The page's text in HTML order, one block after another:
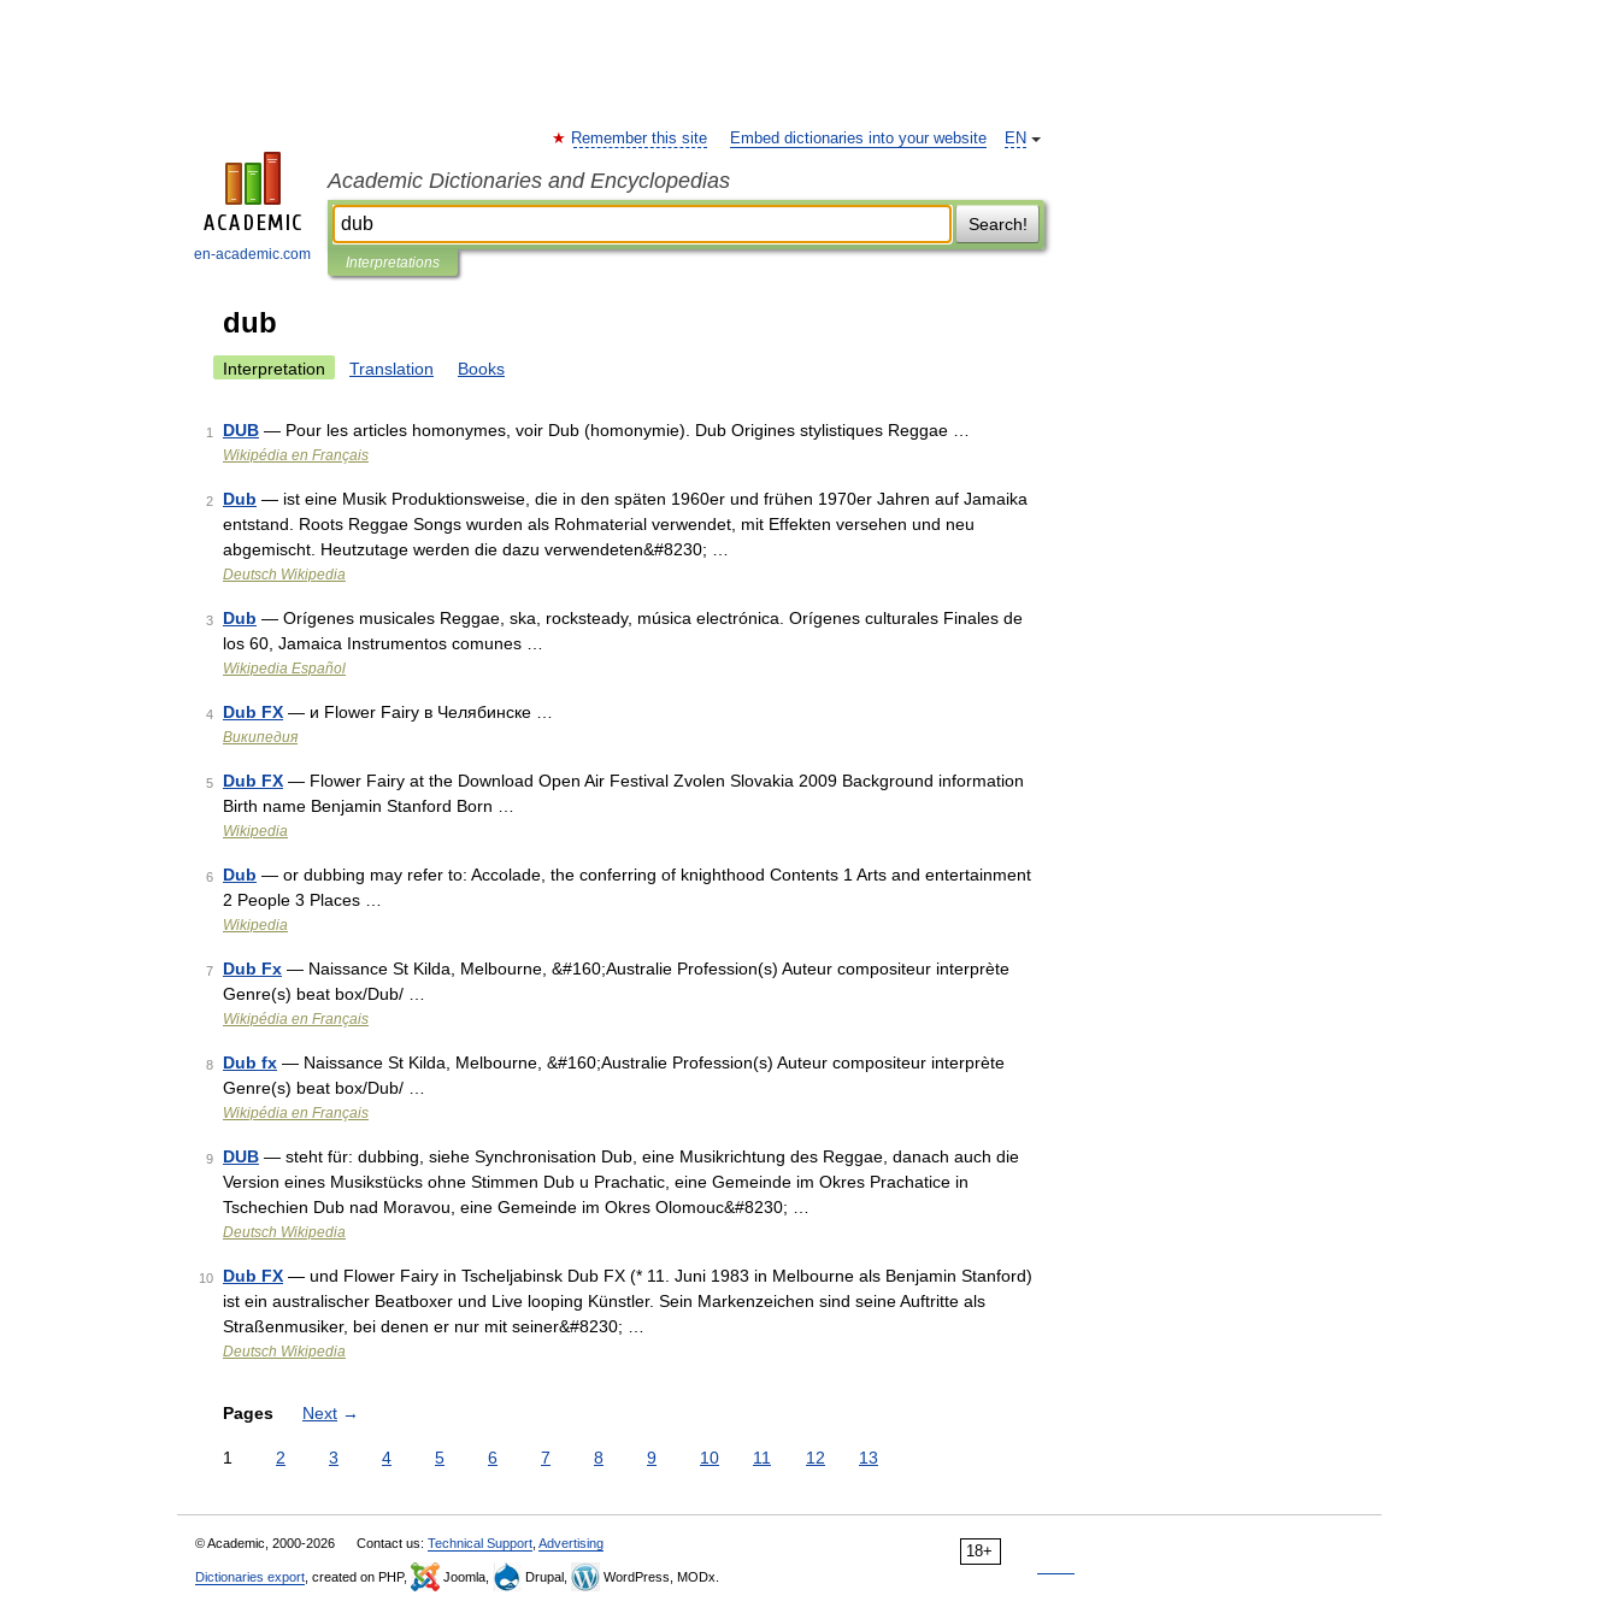
en-academic.com
EN
Remember this site Embed dictionaries into your website
Academic Dictionaries and Encyclopedias
Search!
Interpretations
dub
Interpretation Translation Books
1 DUB — Pour les articles homonymes, voir Dub (homonymie). Dub Origines stylistiques Reggae …
Wikipédia en Français
2 Dub — ist eine Musik Produktionsweise, die in den späten 1960er und frühen 1970er Jahren auf Jamaika
entstand. Roots Reggae Songs wurden als Rohmaterial verwendet, mit Effekten versehen und neu
abgemischt. Heutzutage werden die dazu verwendeten&#8230; …
Deutsch Wikipedia
3 Dub — Orígenes musicales Reggae, ska, rocksteady, música electrónica. Orígenes culturales Finales de
los 60, Jamaica Instrumentos comunes …
Wikipedia Español
4 Dub FX — и Flower Fairy в Челябинске …
Википедия
5 Dub FX — Flower Fairy at the Download Open Air Festival Zvolen Slovakia 2009 Background information
Birth name Benjamin Stanford Born …
Wikipedia
6 Dub — or dubbing may refer to: Accolade, the conferring of knighthood Contents 1 Arts and entertainment
2 People 3 Places …
Wikipedia
7 Dub Fx — Naissance St Kilda, Melbourne, &#160;Australie Profession(s) Auteur compositeur interprète
Genre(s) beat box/Dub/ …
Wikipédia en Français
8 Dub fx — Naissance St Kilda, Melbourne, &#160;Australie Profession(s) Auteur compositeur interprète
Genre(s) beat box/Dub/ …
Wikipédia en Français
9 DUB — steht für: dubbing, siehe Synchronisation Dub, eine Musikrichtung des Reggae, danach auch die
Version eines Musikstücks ohne Stimmen Dub u Prachatic, eine Gemeinde im Okres Prachatice in
Tschechien Dub nad Moravou, eine Gemeinde im Okres Olomouc&#8230; …
Deutsch Wikipedia
10 Dub FX — und Flower Fairy in Tscheljabinsk Dub FX (* 11. Juni 1983 in Melbourne als Benjamin Stanford)
ist ein australischer Beatboxer und Live looping Künstler. Sein Markenzeichen sind seine Auftritte als
Straßenmusiker, bei denen er nur mit seiner&#8230; …
Deutsch Wikipedia
Pages Next →
1 2 3 4 5 6 7 8 9 10 11 12 13
18+
© Academic, 2000-2026 Contact us: Technical Support Advertising
Dictionaries export , created on PHP, Joomla, Drupal, WordPress, MODx.